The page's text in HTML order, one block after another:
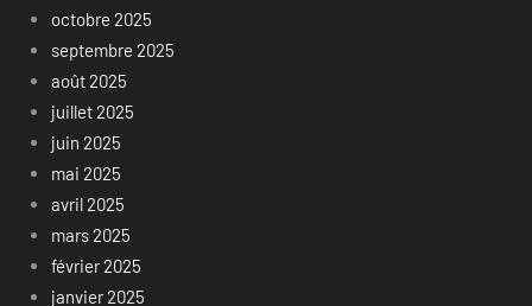
octobre 2025
septembre 2025
août 2025
juillet 2025
juin 2025
mai 2025
avril 2025
mars 2025
février 2025
janvier 2025